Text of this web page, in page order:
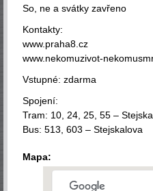
So, ne a svátky zavřeno
Kontakty:
www.praha8.cz
www.nekomuzivot-
Vstupné: zdarma
Spojení:
Tram: 10, 24, 25, 55 –
Bus: 513, 603 – Stejskalova
Mapa: